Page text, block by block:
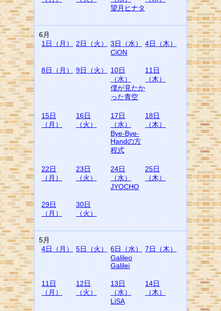
望月ヒナタ
6月
1日（月） 2日（火） 3日（水）
CiON
4日（木）
8日（月） 9日（火） 10日
（水）
僕が見たか
った青空
11日
（木）
15日
（月）
16日
（火）
17日
（水）
Bye-Bye-
Handの方
程式
18日
（木）
22日
（月）
23日
（火）
24日
（水）
JYOCHO
25日
（木）
29日
（月）
30日
（火）
5月
4日（月） 5日（火） 6日（水）
Galileo
Galilei
7日（木）
11日
（月）
12日
（火）
13日
（水）
LiSA
14日
（木）